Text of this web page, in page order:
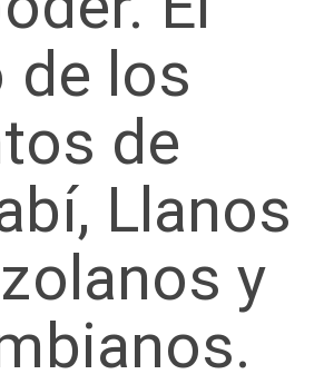
de los
de
Llanos
y